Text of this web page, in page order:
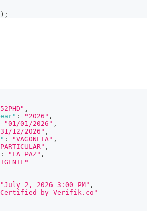
) ;
,
: "2026" ,
"01/01/2026" ,
12/2026" ,
: "VAGONETA" ,
,
: "LA PAZ" ,
"July 2, 2026 3:00 PM" ,
by Verifik.co"